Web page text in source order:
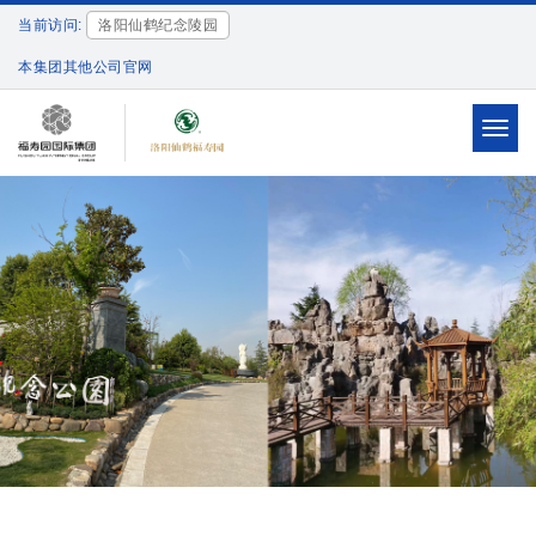
当前访问: 洛阳仙鹤纪念陵园
本集团其他公司官网